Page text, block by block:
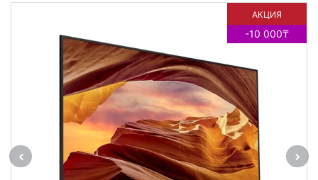
АКЦИЯ
-10 000₸